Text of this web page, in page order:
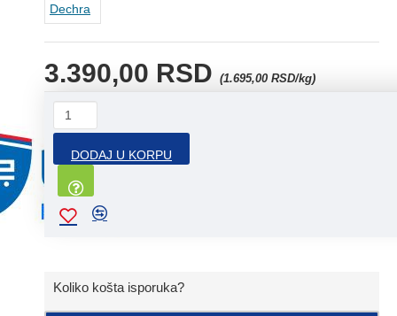
3.390,00 RSD (1.695,00 RSD/kg)
Dechra
DODAJ U KORPU
Koliko košta isporuka?